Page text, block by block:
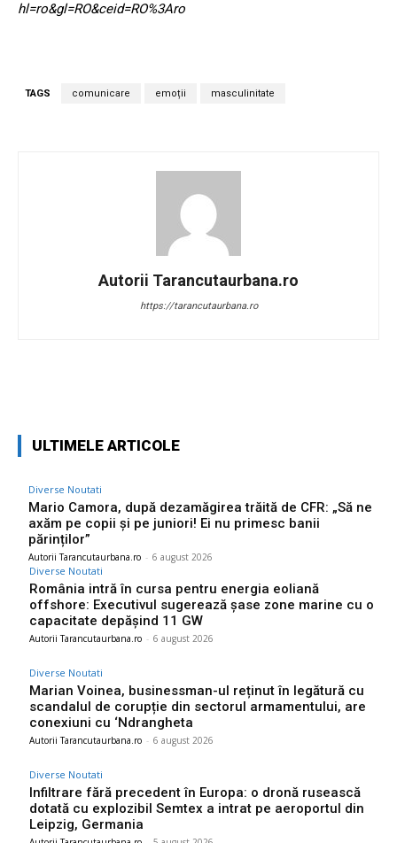
hl=ro&gl=RO&ceid=RO%3Aro
TAGS comunicare emoții masculinitate
Autorii Tarancutaurbana.ro
https://tarancutaurbana.ro
ULTIMELE ARTICOLE
Diverse Noutati
Mario Camora, după dezamăgirea trăită de CFR: „Să ne
axăm pe copii și pe juniori! Ei nu primesc banii
părinților”
Autorii Tarancutaurbana.ro - 6 august 2026
Diverse Noutati
România intră în cursa pentru energia eoliană
offshore: Executivul sugerează șase zone marine cu o
capacitate depășind 11 GW
Autorii Tarancutaurbana.ro - 6 august 2026
Diverse Noutati
Marian Voinea, businessman-ul reținut în legătură cu
scandalul de corupție din sectorul armamentului, are
conexiuni cu ‘Ndrangheta
Autorii Tarancutaurbana.ro - 6 august 2026
Diverse Noutati
Infiltrare fără precedent în Europa: o dronă rusească
dotată cu explozibil Semtex a intrat pe aeroportul din
Leipzig, Germania